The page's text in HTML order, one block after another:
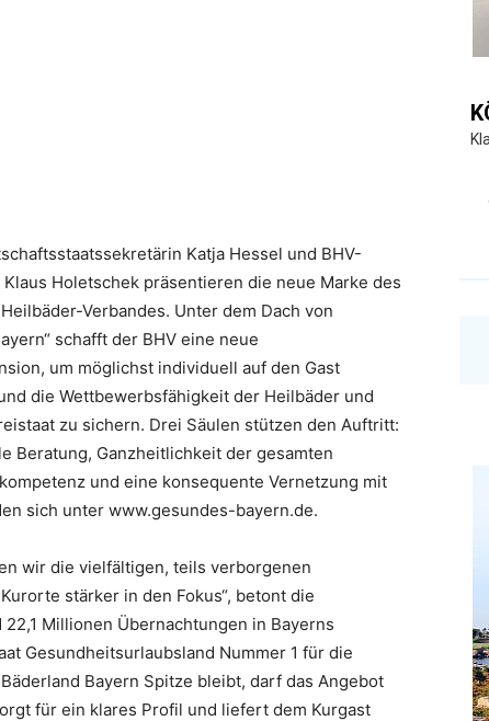
Reiseempfehlungen.
Katja Hessel und BHV-
Holetschek präsentieren die neue Marke des
Verbandes. Unter dem Dach von
schafft der BHV eine neue
um möglichst individuell auf den Gast
die Wettbewerbsfähigkeit der Heilbäder und
zu sichern. Drei Säulen stützen den Auftritt:
Beratung, Ganzheitlichkeit der gesamten
und eine konsequente Vernetzung mit
sich unter www.gesundes-bayern.de.
wir die vielfältigen, teils verborgenen
stärker in den Fokus“, betont die
Millionen Übernachtungen in Bayerns
Gesundheitsurlaubsland Nummer 1 für die
Bayern Spitze bleibt, darf das Angebot
für ein klares Profil und liefert dem Kurgast